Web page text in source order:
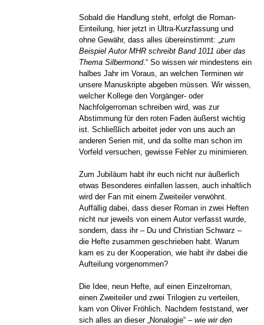
Sobald die Handlung steht, erfolgt die Roman-
Einteilung, hier jetzt in Ultra-Kurzfassung und
ohne Gewähr, dass alles übereinstimmt: „zum
Beispiel Autor MHR schreibt Band 1011 über das
Thema Silbermond.“ So wissen wir mindestens ein
halbes Jahr im Voraus, an welchen Terminen wir
unsere Manuskripte abgeben müssen. Wir wissen,
welcher Kollege den Vorgänger- oder
Nachfolgerroman schreiben wird, was zur
Abstimmung für den roten Faden äußerst wichtig
ist. Schließlich arbeitet jeder von uns auch an
anderen Serien mit, und da sollte man schon im
Vorfeld versuchen, gewisse Fehler zu minimieren.
Zum Jubiläum habt ihr euch nicht nur äußerlich
etwas Besonderes einfallen lassen, auch inhaltlich
wird der Fan mit einem Zweiteiler verwöhnt.
Auffällig dabei, dass dieser Roman in zwei Heften
nicht nur jeweils von einem Autor verfasst wurde,
sondern, dass ihr – Du und Christian Schwarz –
die Hefte zusammen geschrieben habt. Warum
kam es zu der Kooperation, wie habt ihr dabei die
Aufteilung vorgenommen?
Die Idee, neun Hefte, auf einen Einzelroman,
einen Zweiteiler und zwei Trilogien zu verteilen,
kam von Oliver Fröhlich. Nachdem feststand, wer
sich alles an dieser „Nonalogie“ –wie wir den